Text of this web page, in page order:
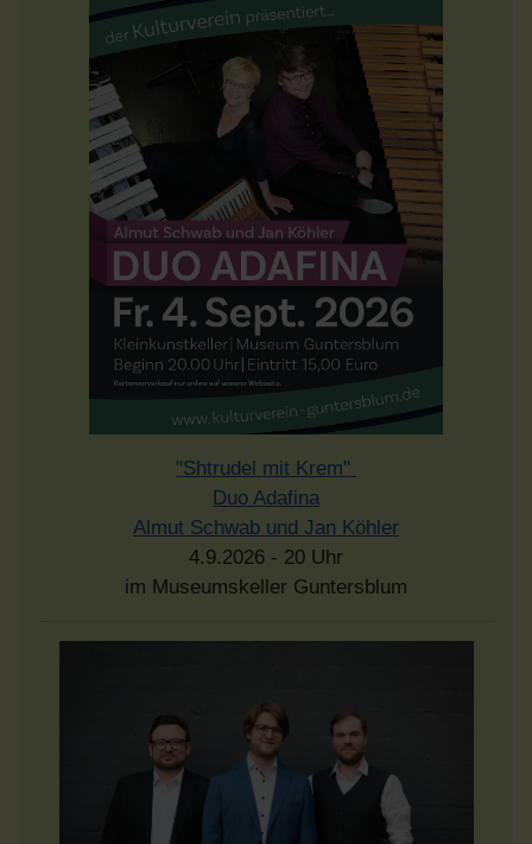
"Shtrudel mit Krem"
Duo Adafina
Almut Schwab und Jan Köhler
4.9.2026 - 20 Uhr
im Museumskeller Guntersblum